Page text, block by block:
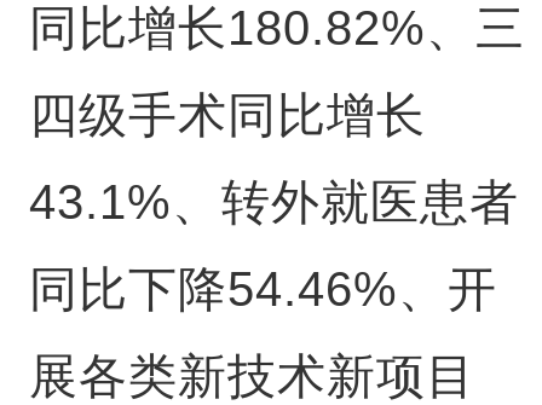
同比增长180.82%、三
四级手术同比增长
43.1%、转外就医患者
同比下降54.46%、开
展各类新技术新项目